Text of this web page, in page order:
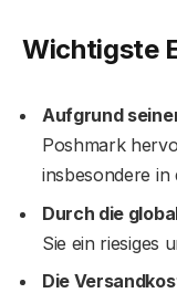
Wichtigste
Aufgrund
Poshmark
insbesondere in
Durch die
Sie ein riesiges
Die